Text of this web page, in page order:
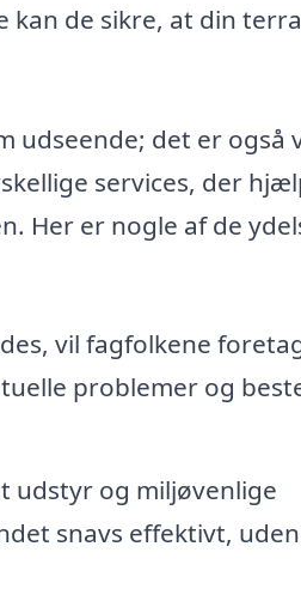
kan de sikre, at din
udseende; det er også
services, der
Her er nogle af de
vil fagfolkene
problemer og
udstyr og miljøvenlige
snavs effektivt,